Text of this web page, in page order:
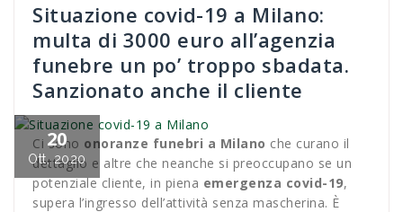
Situazione covid-19 a Milano:
multa di 3000 euro all’agenzia
funebre un po’ troppo sbadata.
Sanzionato anche il cliente
20
Ott, 2020
Ci sono onoranze funebri a Milano che curano il
dettaglio e altre che neanche si preoccupano se un
potenziale cliente, in piena emergenza covid-19,
supera l’ingresso dell’attività senza mascherina. È